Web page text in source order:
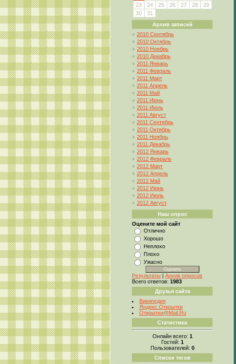
23
24 25 26 27 28
29
30
31
Архив записей
2010 Сентябрь
2010 Октябрь
2010 Ноябрь
2010 Декабрь
2011 Январь
2011 Февраль
2011 Март
2011 Апрель
2011 Май
2011 Июнь
2011 Июль
2011 Август
2011 Сентябрь
2011 Октябрь
2011 Ноябрь
2011 Декабрь
2012 Январь
2012 Февраль
2012 Март
2012 Апрель
2012 Май
2012 Июнь
2012 Июль
2012 Август
Наш опрос
Оцените мой сайт
Отлично
Хорошо
Неплохо
Плохо
Ужасно
Результаты | Архив опросов
Всего ответов: 1983
Друзья сайта
Википедия
Яндекс.Открытки
Открытки@Mail.Ru
Статистика
Онлайн всего: 1
Гостей: 1
Пользователей: 0
Список тегов